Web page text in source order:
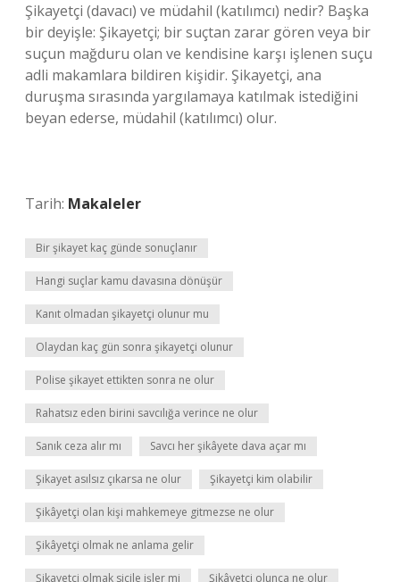
Şikayetçi (davacı) ve müdahil (katılımcı) nedir? Başka
bir deyişle: Şikayetçi; bir suçtan zarar gören veya bir
suçun mağduru olan ve kendisine karşı işlenen suçu
adli makamlara bildiren kişidir. Şikayetçi, ana
duruşma sırasında yargılamaya katılmak istediğini
beyan ederse, müdahil (katılımcı) olur.
Tarih: Makaleler
Bir şikayet kaç günde sonuçlanır
Hangi suçlar kamu davasına dönüşür
Kanıt olmadan şikayetçi olunur mu
Olaydan kaç gün sonra şikayetçi olunur
Polise şikayet ettikten sonra ne olur
Rahatsız eden birini savcılığa verince ne olur
Sanık ceza alır mı Savcı her şikâyete dava açar mı
Şikayet asılsız çıkarsa ne olur Şikayetçi kim olabilir
Şikâyetçi olan kişi mahkemeye gitmezse ne olur
Şikâyetçi olmak ne anlama gelir
Şikayetçi olmak sicile işler mi Şikâyetçi olunca ne olur